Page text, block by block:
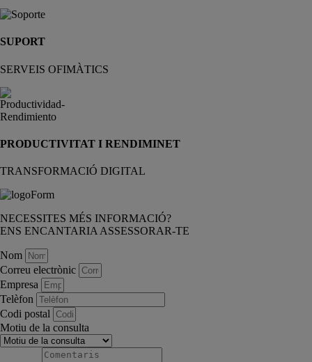
SUPORT
SERVEIS OFIMÀTICS
PRODUCTIVITAT I RENDIMINET
TRANSFORMACIÓ DIGITAL
NECESSITES MÉS INFORMACIÓ?
ENS ENCANTARIA ASSESSORAR-TE
Nom
Correu electrònic
Empresa
Telèfon
Codi postal
Motiu de la consulta